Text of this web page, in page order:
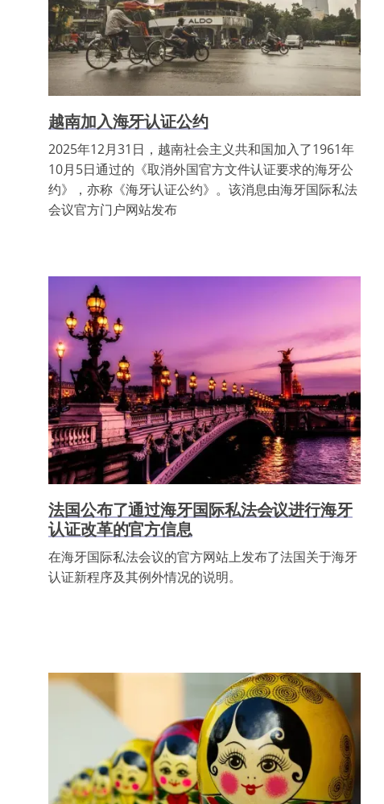
越南加入海牙认证公约
2025年12月31日，越南社会主义共和国加入了1961年
10月5日通过的《取消外国官方文件认证要求的海牙公
约》，亦称《海牙认证公约》。该消息由海牙国际私法
会议官方门户网站发布
法国公布了通过海牙国际私法会议进行海牙
认证改革的官方信息
在海牙国际私法会议的官方网站上发布了法国关于海牙
认证新程序及其例外情况的说明。